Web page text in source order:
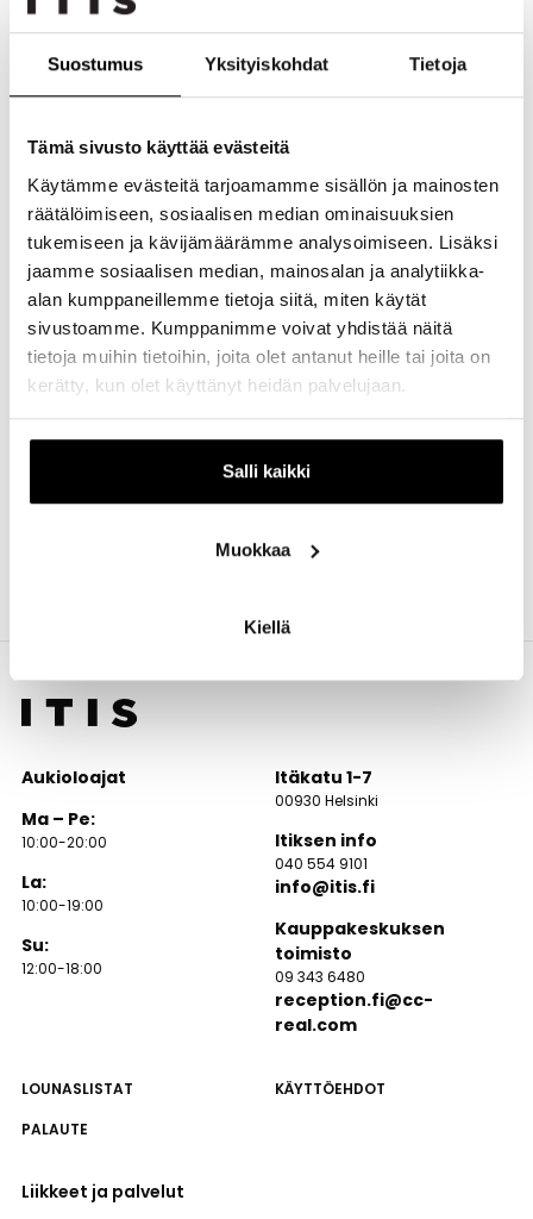
Suostumus Yksityiskohdat Tietoja
Tämä sivusto käyttää evästeitä
Käytämme evästeitä tarjoamamme sisällön ja mainosten
räätälöimiseen, sosiaalisen median ominaisuuksien
tukemiseen ja kävijämäärämme analysoimiseen. Lisäksi
jaamme sosiaalisen median, mainosalan ja analytiikka-
alan kumppaneillemme tietoja siitä, miten käytät
sivustoamme. Kumppanimme voivat yhdistää näitä
tietoja muihin tietoihin, joita olet antanut heille tai joita on
kerätty, kun olet käyttänyt heidän palvelujaan.
Salli kaikki
Muokkaa
Kiellä
Puhelinnumero
0401773390
Sähköposti info@helena-healingart.fi
Kotisivut https://vello.fi/healingart
Tervetuloa pysähtymään itsesi äärelle.
Kolottaako kehoa, kiristääkö pinna?
Energiahoidossa hoidetaan kokonaisvaltaisesti erilaisia
kehon & mielen epätasapainotiloja.
Ajanvaraus ajanvarauslinkistä tai sähköpostitse
LOUNASLISTAT
KÄYTTÖEHDOT
PALAUTE
Liikkeet ja palvelut
Aukioloajat
Ma – Pe:
10:00-20:00
La:
10:00-19:00
Su:
12:00-18:00
Itäkatu 1-7
00930 Helsinki
Itiksen info
040 554 9101
info@itis.fi
Kauppakeskuksen
toimisto
09 343 6480
reception.fi@cc-
real.com